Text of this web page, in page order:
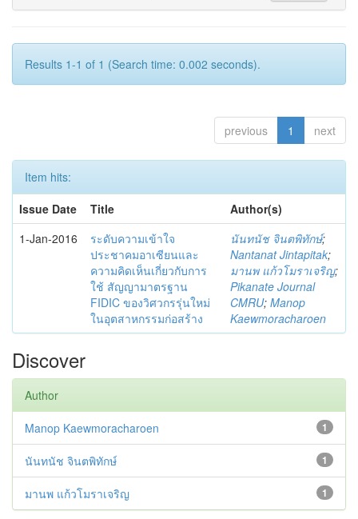
Results 1-1 of 1 (Search time: 0.002 seconds).
previous 1 next
Item hits:
Issue Date
Title
Author(s)
1-Jan-2016
ระดับความเข้าใจ
ประชาคมอาเซียนและ
ความคิดเห็นเกี่ยวกับการ
ใช้ สัญญามาตรฐาน
FIDIC ของวิศวกรรุ่นใหม่
ในอุตสาหกรรมก่อสร้าง
นันทนัช จินตพิทักษ์;
Nantanat Jintapitak;
มานพ แก้วโมราเจริญ;
Pikanate Journal
CMRU; Manop
Kaewmoracharoen
Discover
Author
1
Manop Kaewmoracharoen
1
นันทนัช จินตพิทักษ์
1
มานพ แก้วโมราเจริญ